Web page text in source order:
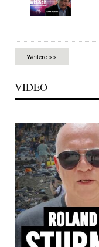
Weitere >>
VIDEO